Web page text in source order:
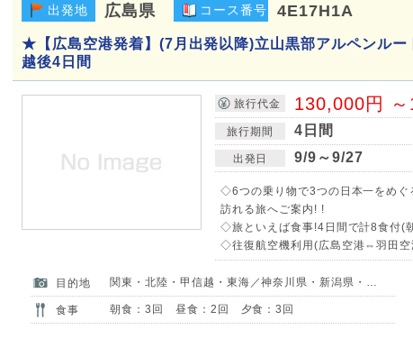
出発地 広島県 コース番号 4E17H1A
★【広島空港発着】(7月出発以降)立山黒部アルペンルー
越後4日間
旅行代金 130,000円 ～
旅行期間 4日間
出発日 9/9～9/27
◇6つの乗り物で3つの日本一をめぐ
訪れる旅へご案内! !
◇旅といえば食事!4日間で計8食付(
◇往復航空機利用(広島空港⇔羽田空
目的地 関東・北陸・甲信越・東海／神奈川県・新潟県・富山県・山梨県・長野県・岐阜県
食事 朝食：3回 昼食：2回 夕食：3回